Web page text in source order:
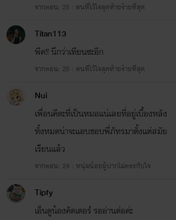
จากตอน: 25 : คนที่ไว้ใจสุดท้ายร้ายที่สุด
Titan113
พีค!! นึกว่าเทียนซะอีก
จากตอน: 25 : คนที่ไว้ใจสุดท้ายร้ายที่สุด
Nui
เพื่อนคีตะที่เป็นหมอแน่เลยที่อยู่เบื้องหลัง
ทั้งหมดน่าจะแอบชอบพี่ภัทรมาตั้งแต่สมัย
เรียนแล้ว
จากตอน: 24 : หนุ่มน้อยผู้ปากไม่ตรงกับใจ
Tipfy
เอ็นดูน้องคัตเตอร์ รออ่านต่อค่ะ